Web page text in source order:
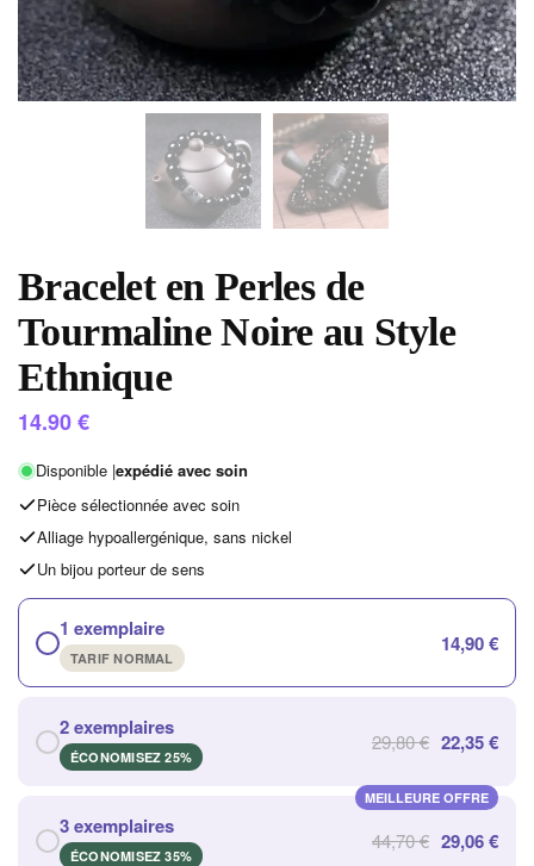
Bracelet en Perles de
Tourmaline Noire au Style
Ethnique
14.90€
Disponible |expédié avec soin
Pièce sélectionnée avec soin
Alliage hypoallergénique, sans nickel
Un bijou porteur de sens
1 exemplaire
TARIF NORMAL
14,90 €
2 exemplaires
ÉCONOMISEZ 25%
29,80 € 22,35 €
MEILLEURE OFFRE
3 exemplaires
ÉCONOMISEZ 35%
44,70 € 29,06 €